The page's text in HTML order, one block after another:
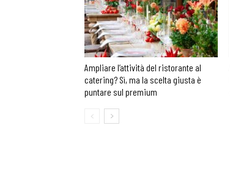
Ampliare l’attività del ristorante al
catering? Sì, ma la scelta giusta è
puntare sul premium